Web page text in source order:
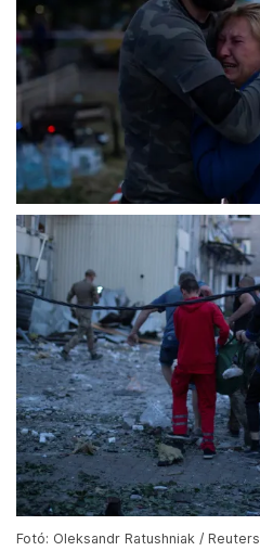
Fotó: Oleksandr Ratushniak / Reuters